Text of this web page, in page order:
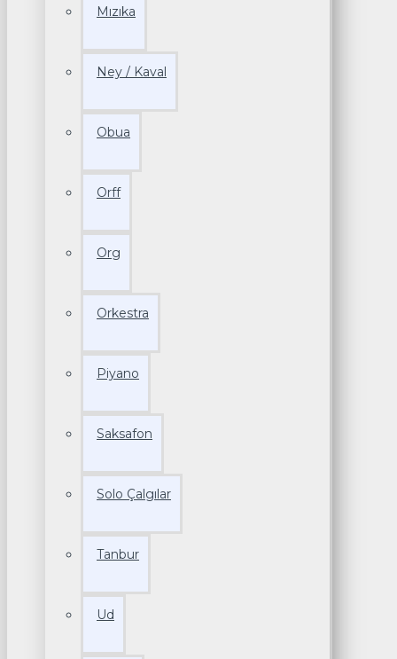
Mızıka
Ney / Kaval
Obua
Orff
Org
Orkestra
Piyano
Saksafon
Solo Çalgılar
Tanbur
Ud